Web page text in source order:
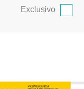
Exclusivo